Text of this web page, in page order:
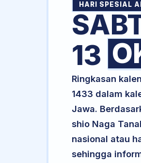
HARI SPESIAL
13
Ringkasan
1433 dalam
Jawa.
shio Naga
nasional atau
sehingga